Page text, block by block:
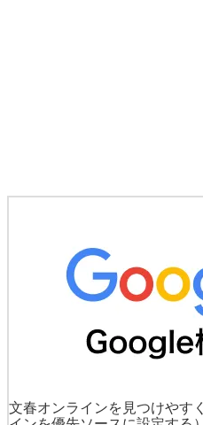
文春オンラインを見つけやす